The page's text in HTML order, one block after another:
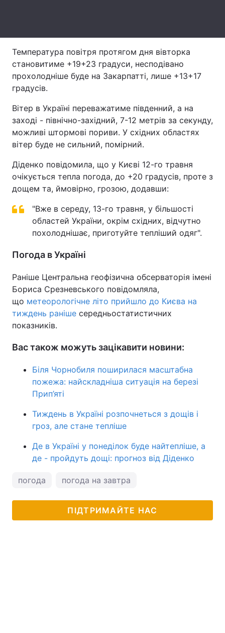
Тема оформлення
Температура повітря протягом дня вівторка
становитиме +19+23 градуси, несподівано
прохолодніше буде на Закарпатті, лише +13+17
градусів.
Вітер в Україні переважатиме південний, а на
заході - північно-західний, 7-12 метрів за секунду,
можливі штормові пориви. У східних областях
вітер буде не сильний, помірний.
Діденко повідомила, що у Києві 12-го травня
очікується тепла погода, до +20 градусів, проте з
дощем та, ймовірно, грозою, додавши:
"Вже в середу, 13-го травня, у більшості
областей України, окрім східних, відчутно
похолоднішає, приготуйте тепліший одяг".
Погода в Україні
Раніше Центральна геофізична обсерваторія імені
Бориса Срезневського повідомляла,
що метеорологічне літо прийшло до Києва на
тиждень раніше середньостатистичних
показників.
Вас також можуть зацікавити новини:
Біля Чорнобиля поширилася масштабна
пожежа: найскладніша ситуація на березі
Прип’яті
Тиждень в Україні розпочнеться з дощів і
гроз, але стане тепліше
Де в Україні у понеділок буде найтепліше, а
де - пройдуть дощі: прогноз від Діденко
погода погода на завтра
ПІДТРИМАЙТЕ НАС